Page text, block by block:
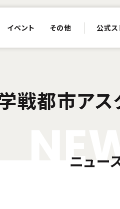
イベント その他 公式ス
戦都市アス
E
ニュー